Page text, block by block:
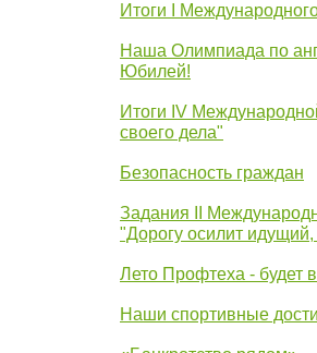
Итоги I
Наша Олимпиада по
Юбилей!
Итоги IV
своего дела"
Безопасность граждан
Задания II
"Дорогу осилит
Лето Профтеха - будет
Наши спортивные